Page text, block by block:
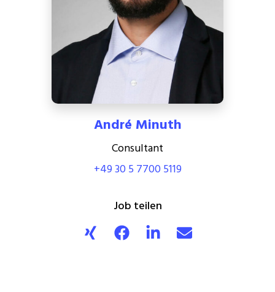
André Minuth
Consultant
+49 30 5 7700 5119
Job teilen